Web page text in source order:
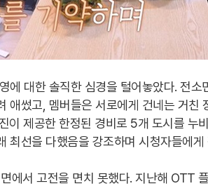
에 대한 솔직한 심경을 털어놓았다. 전소
애썼고, 멤버들은 서로에게 건네는 거친
이 제공한 한정된 경비로 5개 도시를 누
최선을 다했음을 강조하며 시청자들에
에서 고전을 면치 못했다. 지난해 OTT